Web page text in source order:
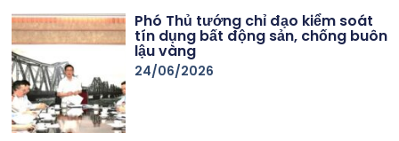
Phó Thủ tướng chỉ đạo kiểm soát
tín dụng bất động sản, chống buôn
lậu vàng
24/06/2026